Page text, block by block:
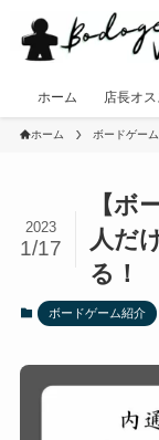
ホーム 店長オス
ホーム ボードゲー
【ボ
人だ
る！
2023
1/17
ボードゲーム紹介